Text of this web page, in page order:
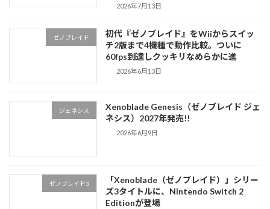
2026年7月13日
ゼノブレイド
初代『ゼノブレイド』をWiiからスイッ
チ2版まで4機種で動作比較。ついに
60fps到達しクッキリなめらかに進
2026年6月13日
ジェネシス
Xenoblade Genesis（ゼノブレイド ジェ
ネシス）2027年発売!!
2026年6月9日
ゼノブレイド3
「Xenoblade（ゼノブレイド）」シリー
ズ3タイトルに、Nintendo Switch 2
Editionが登場